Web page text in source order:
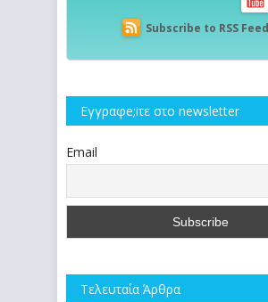
Subscribe to RSS Feed
Εγγραφe;iτε στο newsletter
Email
Τελευταία Άρθρα